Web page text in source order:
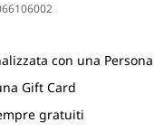
con una
Gift Card
gratuiti